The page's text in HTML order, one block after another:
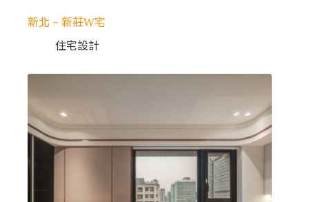
新北 – 新莊W宅
住宅設計